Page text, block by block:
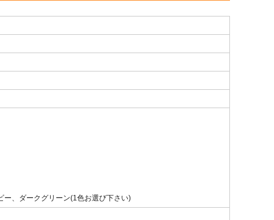
ー、ダークグリーン(1色お選び下さい)